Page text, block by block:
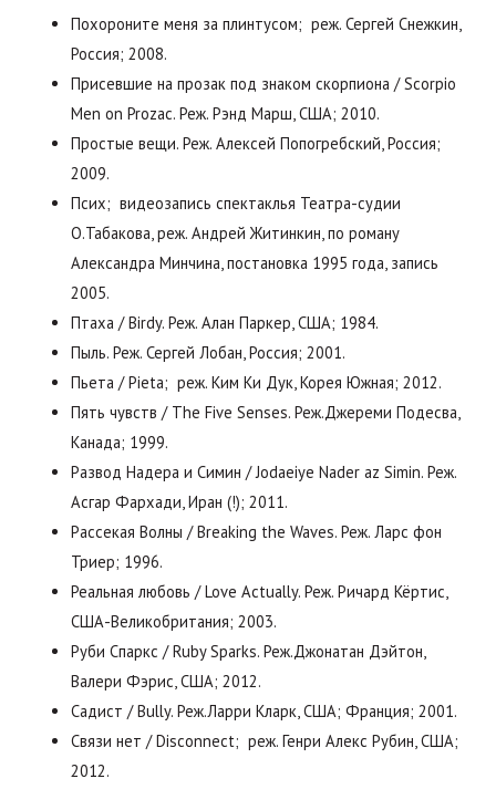
Похороните меня за плинтусом; реж. Сергей Снежкин,
Россия; 2008.
Присевшие на прозак под знаком скорпиона / Scorpio
Men on Prozac. Реж. Рэнд Марш, США; 2010.
Простые вещи. Реж. Алексей Попогребский, Россия;
2009.
Псих; видеозапись спектаклья Театра-судии
О.Табакова, реж. Андрей Житинкин, по роману
Александра Минчина, постановка 1995 года, запись
2005.
Птаха / Birdy. Реж. Алан Паркер, США; 1984.
Пыль. Реж. Сергей Лобан, Россия; 2001.
Пьета / Pieta; реж. Ким Ки Дук, Корея Южная; 2012.
Пять чувств / The Five Senses. Реж.Джереми Подесва,
Канада; 1999.
Развод Надера и Симин / Jodaeiye Nader az Simin. Реж.
Асгар Фархади, Иран (!); 2011.
Рассекая Волны / Breaking the Waves. Реж. Ларс фон
Триер; 1996.
Реальная любовь / Love Actually. Реж. Ричард Кёртис,
США-Великобритания; 2003.
Руби Спаркс / Ruby Sparks. Реж.Джонатан Дэйтон,
Валери Фэрис, США; 2012.
Садист / Bully. Реж.Ларри Кларк, США; Франция; 2001.
Связи нет / Disconnect; реж. Генри Алекс Рубин, США;
2012.